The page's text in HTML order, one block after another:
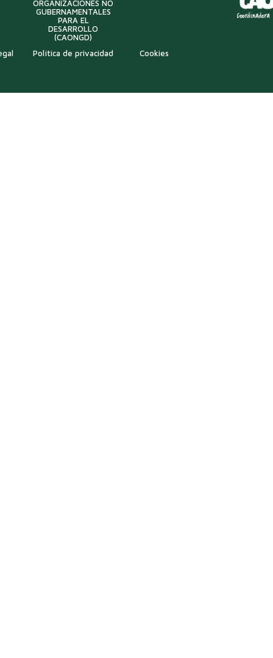
ORGANIZACIONES NO
GUBERNAMENTALES
PARA EL
DESARROLLO
(CAONGD)
Política de privacidad Cookies